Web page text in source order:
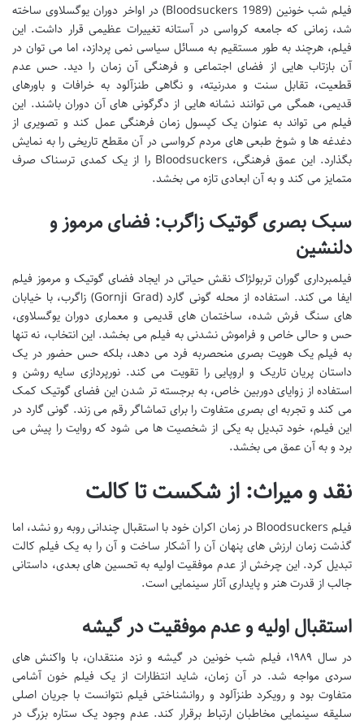
فیلم شب خونین (Bloodsuckers 1989) در اواخر دوران یوگسلاوی ساخته
شد، زمانی که جامعه کرواسی در آستانه تغییرات عظیمی قرار داشت. این
فیلم، هرچند به طور مستقیم به مسائل سیاسی نمی پردازد، اما می توان در
آن بازتاب هایی از فضای اجتماعی و فرهنگی آن زمان را دید. حس عدم
قطعیت، تقابل سنت و مدرنیته، و نگاهی طنزآلود به خرافات و باورهای
قدیمی، همگی می توانند نشانه هایی از دگرگونی های آن دوران باشند. این
فیلم می تواند به عنوان یک کپسول زمان فرهنگی عمل کند و تصویری از
دغدغه ها و شوخ طبعی های مردم کرواسی در آن مقطع تاریخی را به نمایش
بگذارد. این عمق فرهنگی، Bloodsuckers را از یک کمدی ترسناک صرف
متمایز می کند و به آن ابعادی تازه می بخشد.
سبک بصری گوتیک زاگرب: فضای مرموز و
دلنشین
فیلمبرداری گوران تربولژاک نقش حیاتی در ایجاد فضای گوتیک و مرموز فیلم
ایفا می کند. استفاده از محله گونی گارد (Gornji Grad) زاگرب، با خیابان
های سنگ فرش شده، ساختمان های قدیمی و معماری دوران یوگسلاوی،
حس و حالی خاص و فراموش نشدنی به فیلم می بخشد. این انتخاب، نه تنها
به فیلم یک هویت بصری منحصربه فرد می دهد، بلکه حس حضور در یک
داستان پریان تاریک و اروپایی را تقویت می کند. نورپردازی سایه روشن و
استفاده از زوایای دوربین خاص، به برجسته تر شدن این فضای گوتیک کمک
می کند و تجربه ای بصری متفاوت را برای تماشاگر رقم می زند. گونی گارد در
این فیلم، خود تبدیل به یکی از شخصیت ها می شود که روایت را پیش می
برد و به آن عمق می بخشد.
نقد و میراث: از شکست تا کالت
فیلم Bloodsuckers در زمان اکران خود با استقبال چندانی روبه رو نشد، اما
گذشت زمان ارزش های پنهان آن را آشکار ساخت و آن را به یک فیلم کالت
تبدیل کرد. این چرخش از عدم موفقیت اولیه به تحسین های بعدی، داستانی
جالب از قدرت هنر و پایداری آثار سینمایی است.
استقبال اولیه و عدم موفقیت در گیشه
در سال ۱۹۸۹، فیلم شب خونین در گیشه و نزد منتقدان، با واکنش های
سردی مواجه شد. در آن زمان، شاید انتظارات از یک فیلم خون آشامی
متفاوت بود و رویکرد طنزآلود و روانشناختی فیلم نتوانست با جریان اصلی
سلیقه سینمایی مخاطبان ارتباط برقرار کند. عدم وجود یک ستاره بزرگ در